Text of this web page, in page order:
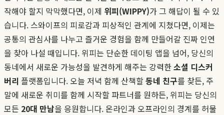
작해야 할지 막막했다면, 이제 위피(WIPPY)가 그 해답이 될 수 있
습니다. 스와이프의 피로감과 피상적인 관계에 지쳤다면, 이제는
공통의 관심사를 나누고 즐거운 경험을 함께 만들어갈 진짜 인연
을 찾아 나설 때입니다. 위피는 단순한 데이팅 앱을 넘어, 당신의
동네에서 새로운 가능성을 발견하게 해주는 강력한소셜 디스커
버리 플랫폼입니다. 오늘 저녁 함께 산책할동네 친구를 찾든, 주
말에 새로운 취미를 함께 시작할 파트너를 원하든, 위피는 당신의
모든 20대 만남을 응원합니다. 온라인과 오프라인의 경계를 허물